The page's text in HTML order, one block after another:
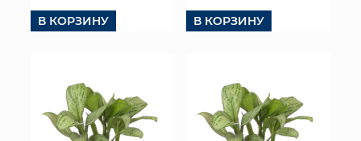
В КОРЗИНУ В КОРЗИНУ